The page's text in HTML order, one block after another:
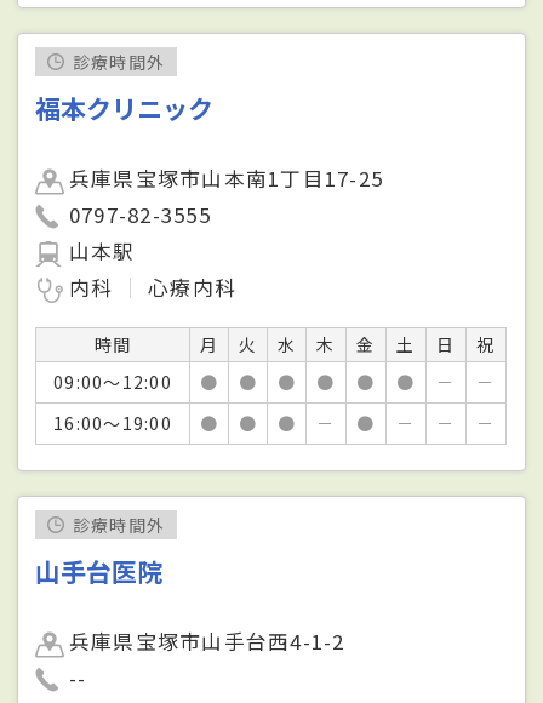
診療時間外
福本クリニック
兵庫県宝塚市山本南1丁目17-25
0797-82-3555
山本駅
内科
心療内科
時間 月 火 水 木 金 土 日
祝
09:00～12:00
● ● ● ● ● ● －
－
16:00～19:00
● ● ● － ● － － －
診療時間外
山手台医院
兵庫県宝塚市山手台西4-1-2
--